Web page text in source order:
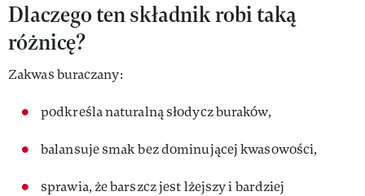
Dlaczego ten składnik robi taką
różnicę?
Zakwas buraczany:
podkreśla naturalną słodycz buraków,
balansuje smak bez dominującej kwasowości,
sprawia, że barszcz jest lżejszy i bardziej